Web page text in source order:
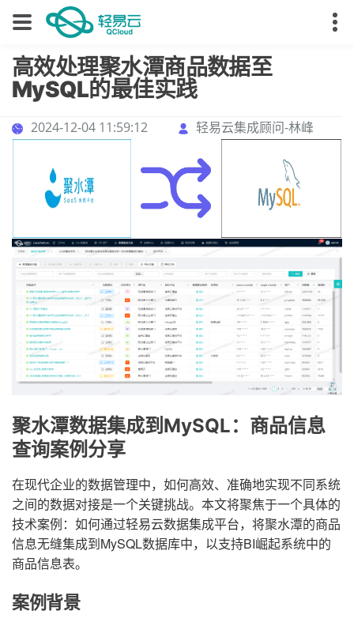
高效处理聚水潭商品数据至
MySQL的最佳实践
2024-12-04 11:59:12 轻易云集成顾问-林峰
聚水潭数据集成到MySQL：商品信息
查询案例分享
在现代企业的数据管理中，如何高效、准确地实现不同系统
之间的数据对接是一个关键挑战。本文将聚焦于一个具体的
技术案例：如何通过轻易云数据集成平台，将聚水潭的商品
信息无缝集成到MySQL数据库中，以支持BI崛起系统中的
商品信息表。
案例背景